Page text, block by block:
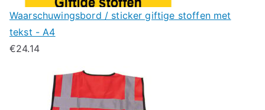
Waarschuwingsbord / sticker giftige stoffen met
tekst - A4
€24.14